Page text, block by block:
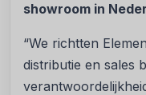
showroom in
“We richtten
distributie en sales